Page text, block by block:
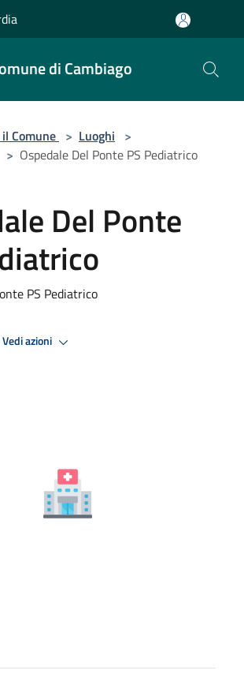
di Cambiago
Comune > Luoghi >
> Ospedale Del Ponte PS Pediatrico
Del Ponte
PS Pediatrico
Vedi azioni